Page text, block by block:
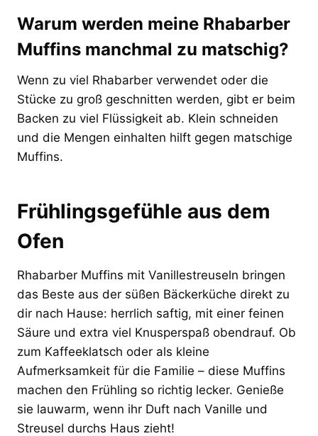
Warum werden meine Rhabarber
Muffins manchmal zu matschig?
Wenn zu viel Rhabarber verwendet oder die
Stücke zu groß geschnitten werden, gibt er beim
Backen zu viel Flüssigkeit ab. Klein schneiden
und die Mengen einhalten hilft gegen matschige
Muffins.
Frühlingsgefühle aus dem
Ofen
Rhabarber Muffins mit Vanillestreuseln bringen
das Beste aus der süßen Bäckerküche direkt zu
dir nach Hause: herrlich saftig, mit einer feinen
Säure und extra viel Knusperspaß obendrauf. Ob
zum Kaffeeklatsch oder als kleine
Aufmerksamkeit für die Familie – diese Muffins
machen den Frühling so richtig lecker. Genieße
sie lauwarm, wenn ihr Duft nach Vanille und
Streusel durchs Haus zieht!